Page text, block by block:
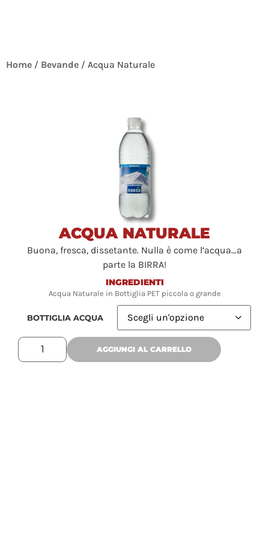
Home / Bevande / Acqua Naturale
ACQUA NATURALE
Buona, fresca, dissetante. Nulla è come l’acqua…a
parte la BIRRA!
INGREDIENTI
Acqua Naturale in Bottiglia PET piccola o grande
BOTTIGLIA ACQUA
AGGIUNGI AL CARRELLO